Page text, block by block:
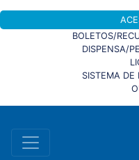
BOLETOS/
DISPENSA/
SISTEMA